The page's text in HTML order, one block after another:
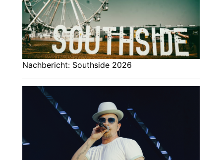
Nachbericht: Southside 2026